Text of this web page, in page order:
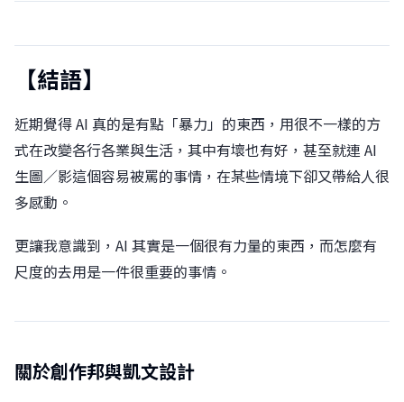
【結語】
近期覺得 AI 真的是有點「暴力」的東西，用很不一樣的方
式在改變各行各業與生活，其中有壞也有好，甚至就連 AI
生圖／影這個容易被罵的事情，在某些情境下卻又帶給人很
多感動。
更讓我意識到，AI 其實是一個很有力量的東西，而怎麼有
尺度的去用是一件很重要的事情。
關於創作邦與凱文設計